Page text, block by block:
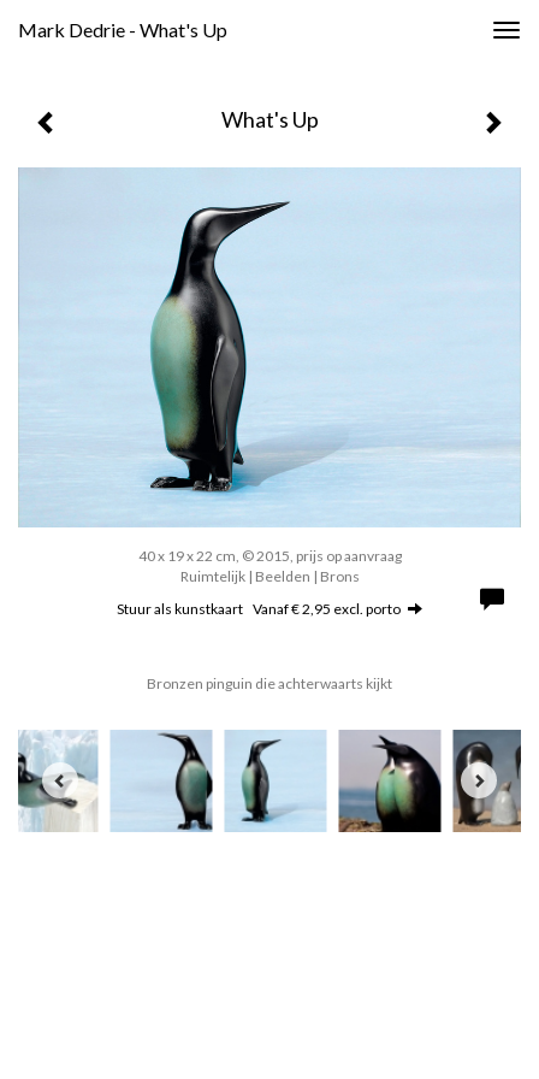
Mark Dedrie - What's Up
What's Up
40 x 19 x 22 cm, © 2015, prijs op aanvraag
Ruimtelijk | Beelden | Brons
Stuur als kunstkaart Vanaf € 2,95 excl. porto
Bronzen pinguin die achterwaarts kijkt